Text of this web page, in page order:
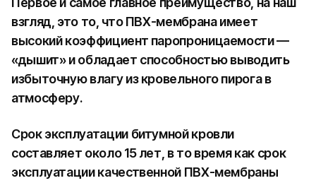
взгляд, это то, что ПВХ-мембрана имеет
высокий коэффициент паропроницаемости —
«дышит» и обладает способностью выводить
избыточную влагу из кровельного пирога в
атмосферу.
Срок эксплуатации битумной кровли
составляет около 15 лет, в то время как срок
эксплуатации качественной ПВХ-мембраны